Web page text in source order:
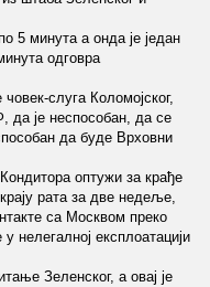
5 минута а онда је један
одговра
слуга Коломојског,
да је неспособан, да се
да буде Врховни
оптужи за крађе
рата за две недеље,
са Москвом преко
експлоатацији
Зеленског, а овај је